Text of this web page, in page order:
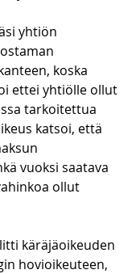
yhtiön
koska
ettei yhtiölle ollut
tarkoitettua
katsoi, että
vuoksi saatava
ollut
käräjäoikeuden
hovioikeuteen,